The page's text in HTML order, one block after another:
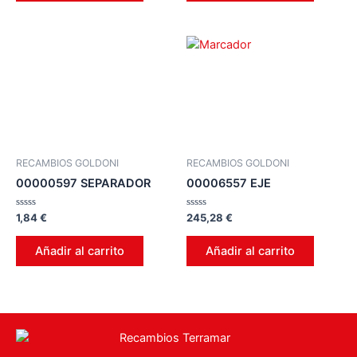
RECAMBIOS GOLDONI
00000597 SEPARADOR
Valorado
en
0
1,84€
Añadir al carrito
RECAMBIOS GOLDONI
00006557 EJE
Valorado
0
245,28 €
Añadir al carrito